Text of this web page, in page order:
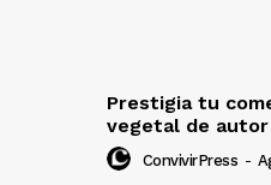
Prestigia tu
vegetal de autor
ConvivirPress -